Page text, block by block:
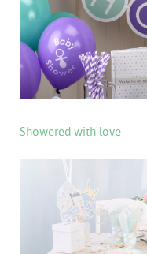
Showered with love